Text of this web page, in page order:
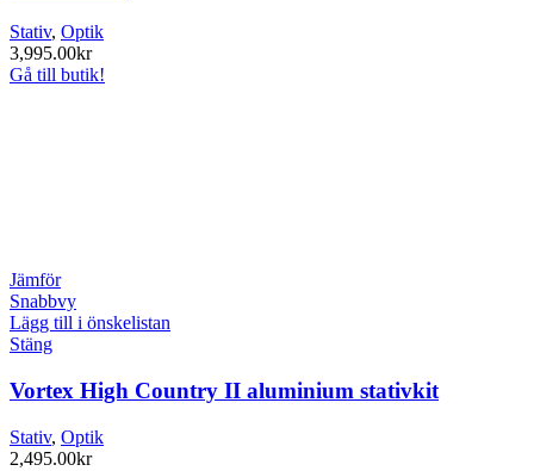
Stativ, Optik
3,995.00kr
Gå till butik!
Jämför
Snabbvy
Lägg till i önskelistan
Stäng
Vortex High Country II aluminium stativkit
Stativ, Optik
2,495.00kr